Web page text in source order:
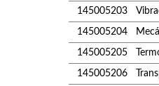
145005203
145005204
145005205
145005206